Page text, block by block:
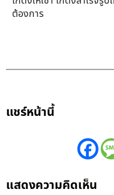
ต้องการ
แชร์หน้านี้
แสดงความคิดเห็น